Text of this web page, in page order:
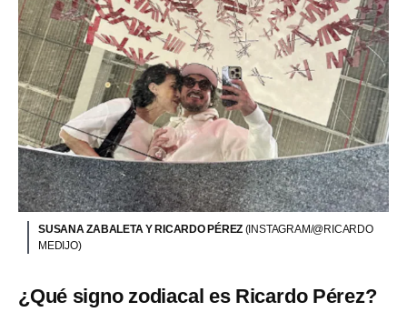
SUSANA ZABALETA Y RICARDO PÉREZ (INSTAGRAM/@RICARDO
MEDIJO)
¿Qué signo zodiacal es Ricardo Pérez?